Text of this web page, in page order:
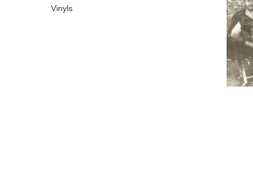
Vinyls